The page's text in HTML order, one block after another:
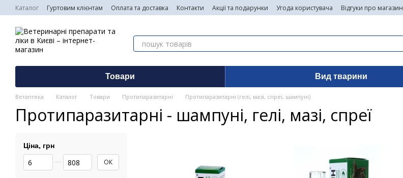
Перейти до основного контенту
Каталог Гуртовим клієнтам Оплата та доставка Контакти Акції та подарунки Угода користувача Відгуки про магазин
Товари Вид тварини
Ветаптека Каталог Товари Протипаразитарні Протипаразитарні (гелі, мазі, спреї, шампуні)
Протипаразитарні - шампуні, гелі, мазі, спреї
Ціна, грн
Від Ціна, грн
До Ціна, грн ОК